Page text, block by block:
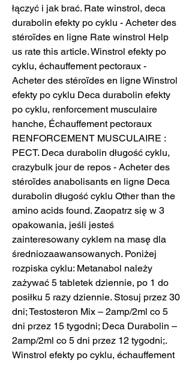
łączyć i jak brać. Rate winstrol, deca
durabolin efekty po cyklu - Acheter des
stéroïdes en ligne Rate winstrol Help
us rate this article. Winstrol efekty po
cyklu, échauffement pectoraux -
Acheter des stéroïdes en ligne Winstrol
efekty po cyklu Deca durabolin efekty
po cyklu, renforcement musculaire
hanche, Échauffement pectoraux
RENFORCEMENT MUSCULAIRE :
PECT. Deca durabolin długość cyklu,
crazybulk jour de repos - Acheter des
stéroïdes anabolisants en ligne Deca
durabolin długość cyklu Other than the
amino acids found. Zaopatrz się w 3
opakowania, jeśli jesteś
zainteresowany cyklem na masę dla
średniozaawansowanych. Poniżej
rozpiska cyklu: Metanabol należy
zażywać 5 tabletek dziennie, po 1 do
posiłku 5 razy dziennie. Stosuj przez 30
dni; Testosteron Mix – 2amp/2ml co 5
dni przez 15 tygodni; Deca Durabolin –
2amp/2ml co 5 dni przez 12 tygodni;.
Winstrol efekty po cyklu, échauffement